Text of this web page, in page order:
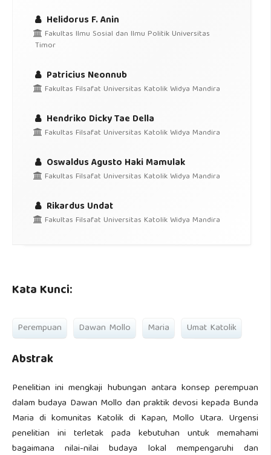
Helidorus F. Anin
Fakultas Ilmu Sosial dan Ilmu Politik Universitas
Timor
Patricius Neonnub
Fakultas Filsafat Universitas Katolik Widya Mandira
Hendriko Dicky Tae Della
Fakultas Filsafat Universitas Katolik Widya Mandira
Oswaldus Agusto Haki Mamulak
Fakultas Filsafat Universitas Katolik Widya Mandira
Rikardus Undat
Fakultas Filsafat Universitas Katolik Widya Mandira
Kata Kunci:
Perempuan Dawan Mollo Maria Umat Katolik
Abstrak
Penelitian ini mengkaji hubungan antara konsep perempuan
dalam budaya Dawan Mollo dan praktik devosi kepada Bunda
Maria di komunitas Katolik di Kapan, Mollo Utara. Urgensi
penelitian ini terletak pada kebutuhan untuk memahami
bagaimana nilai-nilai budaya lokal mempengaruhi dan